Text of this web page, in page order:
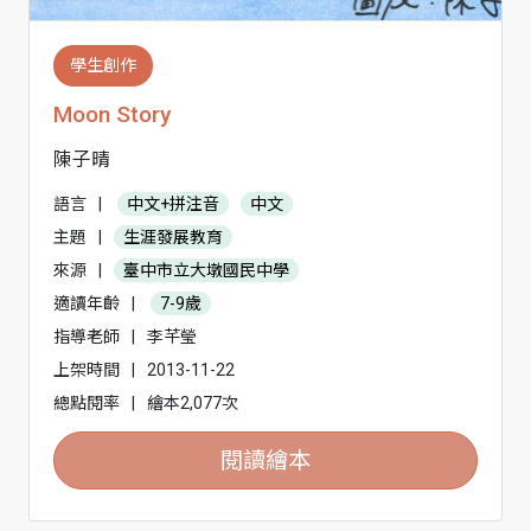
學生創作
Moon Story
陳子晴
語言 中文+拼注音
中文
主題
生涯發展教育
來源
臺中市立大墩國民中學
適讀年齡
7-9歲
指導老師
李芊瑩
上架時間
2013-11-22
總點閱率
繪本2,077次
閱讀繪本